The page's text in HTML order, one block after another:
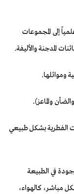
إلى المجموعات
المدجنة والأليفة.
وموائلها.
والماعز).
الفطرية بشكل طبيعي
في الطبيعة
مباشر، كالهواء،